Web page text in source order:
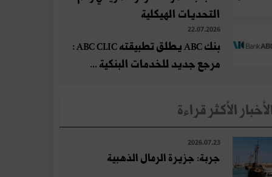
التحديات الهيكلية
22.07.2026
بنك ABC يطلق تطبيقته ABC CLIC :
مرجع جديد للخدمات البنكية ...
الأكثر قراءة
2026.07.23
جربة: جزيرة الرمال الذهبية